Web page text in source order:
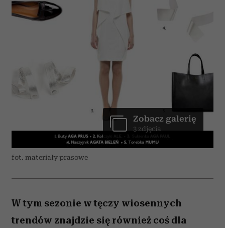
fot. materiały prasowe
Zobacz galerię
3 zdjęcia
W tym sezonie w tęczy wiosennych
trendów znajdzie się również coś dla